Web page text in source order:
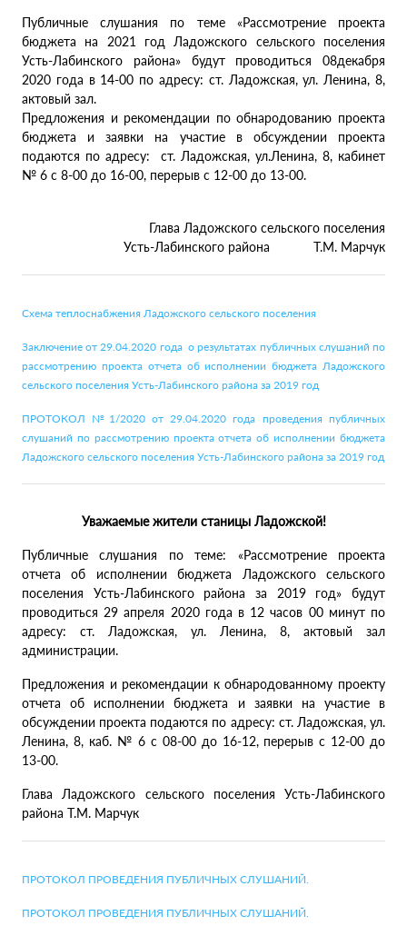
Публичные слушания по теме «Рассмотрение проекта
бюджета на 2021 год Ладожского сельского поселения
Усть-Лабинского района» будут проводиться 08декабря
2020 года в 14-00 по адресу: ст. Ладожская, ул. Ленина, 8,
актовый зал.
Предложения и рекомендации по обнародованию проекта
бюджета и заявки на участие в обсуждении проекта
подаются по адресу: ст. Ладожская, ул.Ленина, 8, кабинет
№ 6 с 8-00 до 16-00, перерыв с 12-00 до 13-00.
Глава Ладожского сельского поселения
Усть-Лабинского района Т.М. Марчук
Схема теплоснабжения Ладожского сельского поселения
Заключение от 29.04.2020 года о результатах публичных слушаний по
рассмотрению проекта отчета об исполнении бюджета Ладожского
сельского поселения Усть-Лабинского района за 2019 год
ПРОТОКОЛ №1/2020 от 29.04.2020 года проведения публичных
слушаний по рассмотрению проекта отчета об исполнении бюджета
Ладожского сельского поселения Усть-Лабинского района за 2019 год
Уважаемые жители станицы Ладожской!
Публичные слушания по теме: «Рассмотрение проекта
отчета об исполнении бюджета Ладожского сельского
поселения Усть-Лабинского района за 2019 год» будут
проводиться 29 апреля 2020 года в 12 часов 00 минут по
адресу: ст. Ладожская, ул. Ленина, 8, актовый зал
администрации.
Предложения и рекомендации к обнародованному проекту
отчета об исполнении бюджета и заявки на участие в
обсуждении проекта подаются по адресу: ст. Ладожская, ул.
Ленина, 8, каб. № 6 с 08-00 до 16-12, перерыв с 12-00 до
13-00.
Глава Ладожского сельского поселения Усть-Лабинского
района Т.М. Марчук
ПРОТОКОЛ ПРОВЕДЕНИЯ ПУБЛИЧНЫХ СЛУШАНИЙ.
ПРОТОКОЛ ПРОВЕДЕНИЯ ПУБЛИЧНЫХ СЛУШАНИЙ.